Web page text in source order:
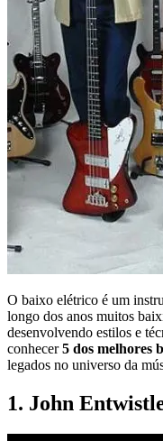
O baixo elétrico é um
longo dos anos muitos
desenvolvendo estilos e
conhecer5 dos melhores
legados no universo da
1. John